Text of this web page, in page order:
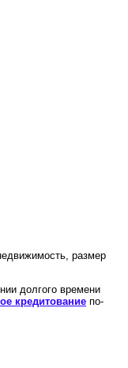
размер
долгого времени
кредитование по-